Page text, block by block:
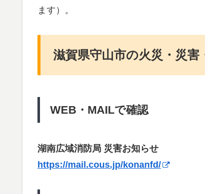
ます）。
滋賀県守山市の火災・災
WEB・MAILで確認
湖南広域消防局 災害お知らせ
https://mail.cous.jp/konanfd/